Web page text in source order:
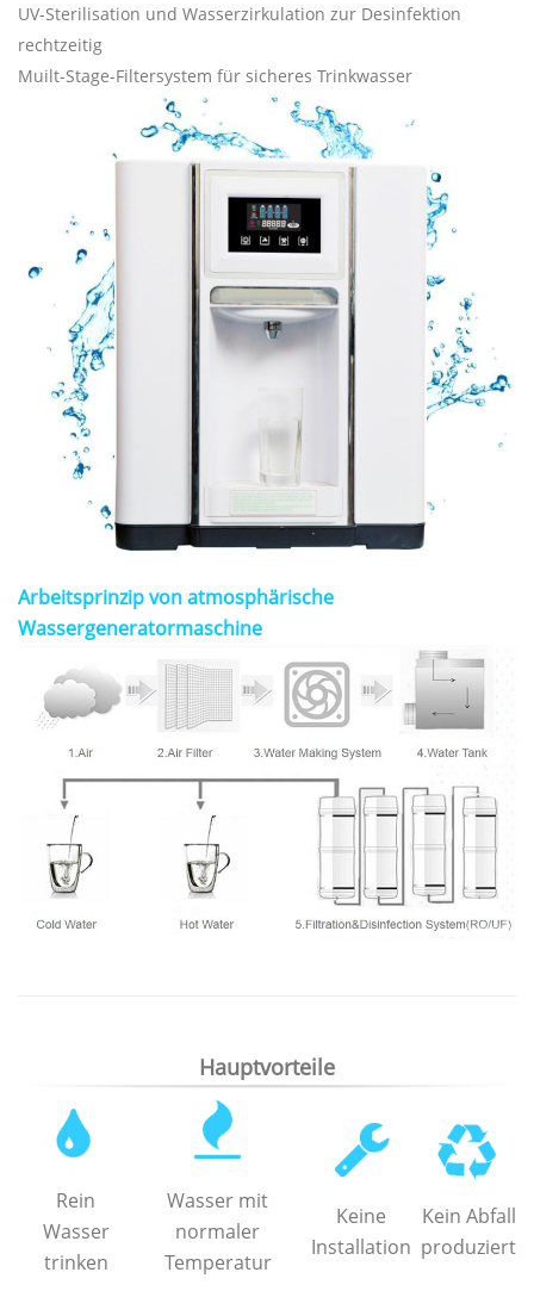
UV-Sterilisation und Wasserzirkulation zur Desinfektion
rechtzeitig
Muilt-Stage-Filtersystem für sicheres Trinkwasser
Arbeitsprinzip vonatmosphärische
Wassergeneratormaschine
Hauptvorteile
Rein
Wasser
trinken
Wasser mit
normaler
Temperatur
Keine
Installation
Kein Abfall
produziert